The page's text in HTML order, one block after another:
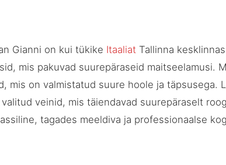
Gianni on kui tükike Itaaliat Tallinna
mis pakuvad suurepäraseid maitseelamusi.
mis on valmistatud suure hoole ja täpsusega.
veinid, mis täiendavad suurepäraselt
tagades meeldiva ja professionaalse